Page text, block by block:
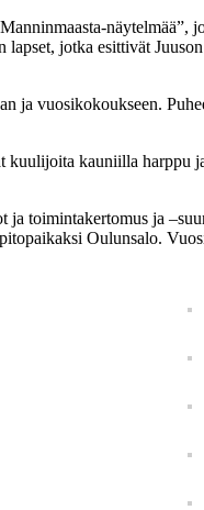
näytelmää”,
jotka esittivät
vuosikokoukseen.
kauniilla harppu
toimintakertomus ja
Oulunsalo.